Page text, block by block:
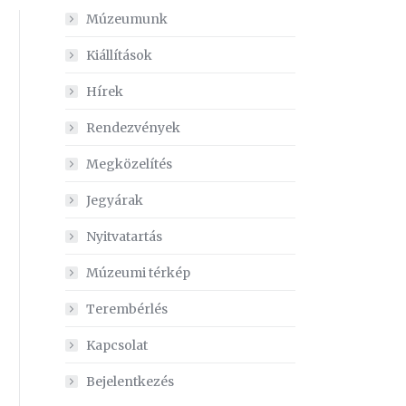
Múzeumunk
Kiállítások
Hírek
Rendezvények
Megközelítés
Jegyárak
Nyitvatartás
Múzeumi térkép
Terembérlés
Kapcsolat
Bejelentkezés